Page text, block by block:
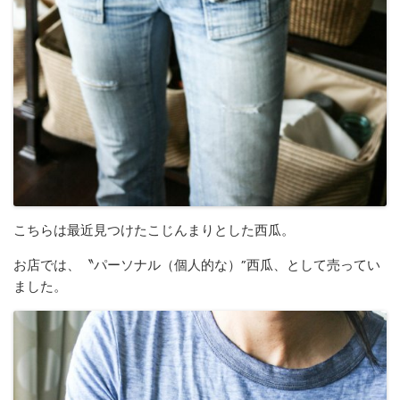
こちらは最近見つけたこじんまりとした西瓜。
お店では、〝パーソナル（個人的な）”西瓜、として売ってい
ました。